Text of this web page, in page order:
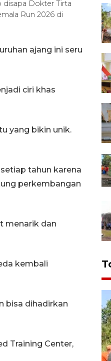
disapa Dokter Tirta
Run 2026 di
ajang ini seru
ciri khas
yang bikin unik.
tahun karena
perkembangan
menarik dan
kembali
bisa dihadirkan
Training Center,